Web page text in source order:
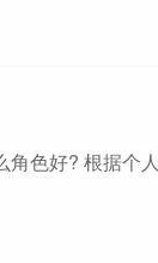
角色好? 根据个人